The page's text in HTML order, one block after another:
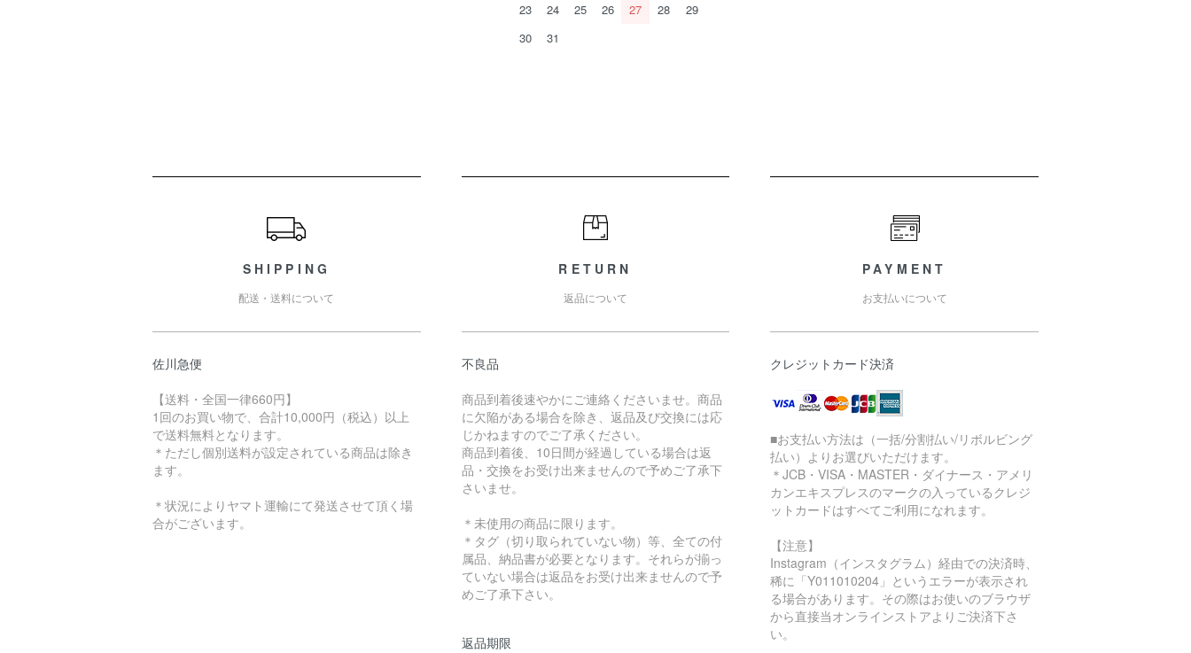
23
24 25 26 27 28
29
30
31
SHIPPING
配送・送料について
佐川急便
【送料・全国一律660円】
1回のお買い物で、合計10,000円（税込）以上
で送料無料となります。
＊ただし個別送料が設定されている商品は除き
ます。
＊状況によりヤマト運輸にて発送させて頂く場
合がございます。
RETURN
返品について
不良品
商品到着後速やかにご連絡くださいませ。商品
に欠陥がある場合を除き、返品及び交換には応
じかねますのでご了承ください。
商品到着後、10日間が経過している場合は返
品・交換をお受け出来ませんので予めご了承下
さいませ。
＊未使用の商品に限ります。
＊タグ（切り取られていない物）等、全ての付
属品、納品書が必要となります。それらが揃っ
ていない場合は返品をお受け出来ませんので予
めご了承下さい。
返品期限
PAYMENT
お支払いについて
クレジットカード決済
■お支払い方法は（一括/分割払い/リボルビング
払い）よりお選びいただけます。
＊JCB・VISA・MASTER・ダイナース・アメリ
カンエキスプレスのマークの入っているクレジ
ットカードはすべてご利用になれます。
【注意】
Instagram（インスタグラム）経由での決済時、
稀に「Y011010204」というエラーが表示され
る場合があります。その際はお使いのブラウザ
から直接当オンラインストアよりご決済下さ
い。